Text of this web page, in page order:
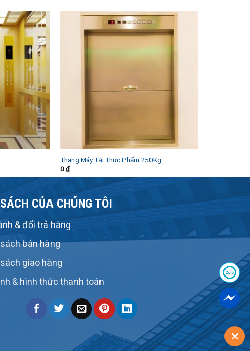
Thang Máy Tải Thực Phẩm 250Kg
0₫
CỦA CHÚNG TÔI
& đổi trả hàng
bán hàng
giao hàng
& hình thức thanh toán